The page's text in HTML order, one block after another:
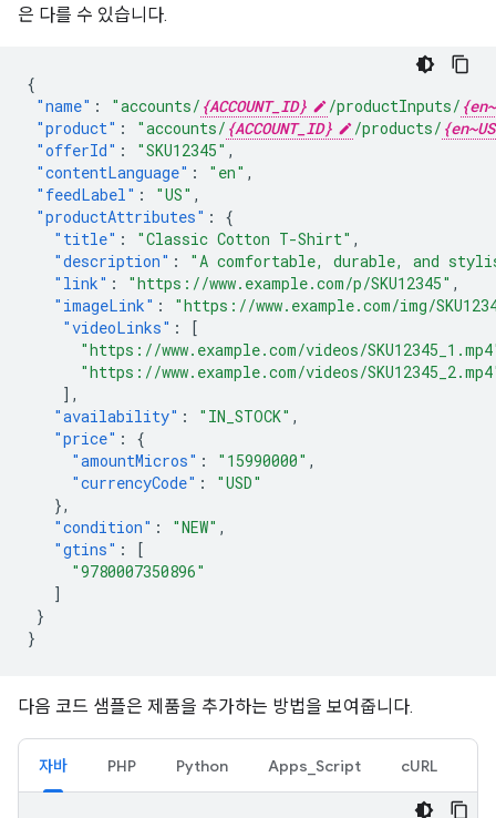
은 다를 수 있습니다.
{
"name" : "accounts/ {ACCOUNT_ID} /productInputs/
"product" : "accounts/ {ACCOUNT_ID} /products/
"offerId" : "SKU12345" ,
"contentLanguage" : "en" ,
"feedLabel" : "US" ,
"productAttributes" :
{
"title" : "Classic Cotton T-Shirt" ,
"description" :
"A comfortable, durable, and
"link" : "https://www.example.com/p/SKU12345" ,
"imageLink" :
"https://www.example.com/img/
"videoLinks" :
[
"https://www.example.com/videos/
"https://www.example.com/videos/
],
"availability" : "IN_STOCK" ,
"price" :
{
"amountMicros" : "15990000" ,
"currencyCode" :
"USD"
},
"condition" : "NEW" ,
"gtins" :
[
"9780007350896"
]
}
}
다음 코드 샘플은 제품을 추가하는 방법을 보여줍니다.
자바 PHP Python Apps_Script cURL